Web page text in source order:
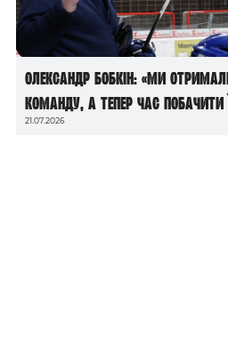
Олександр Бобкін: «Ми
команду, а тепер час побачити
21.07.2026